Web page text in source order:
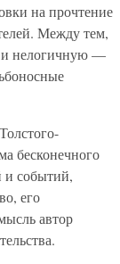
на прочтение
Между тем,
и нелогичную —
бесконечного
и событий,
его
автор